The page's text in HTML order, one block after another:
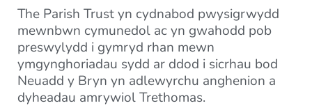
The Parish Trust yn cydnabod pwysigrwydd
mewnbwn cymunedol ac yn gwahodd pob
preswylydd i gymryd rhan mewn
ymgynghoriadau sydd ar ddod i sicrhau bod
Neuadd y Bryn yn adlewyrchu anghenion a
dyheadau amrywiol Trethomas.